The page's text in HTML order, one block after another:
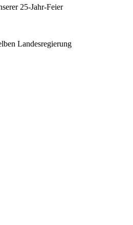
25-Jahr-Feier
Landesregierung